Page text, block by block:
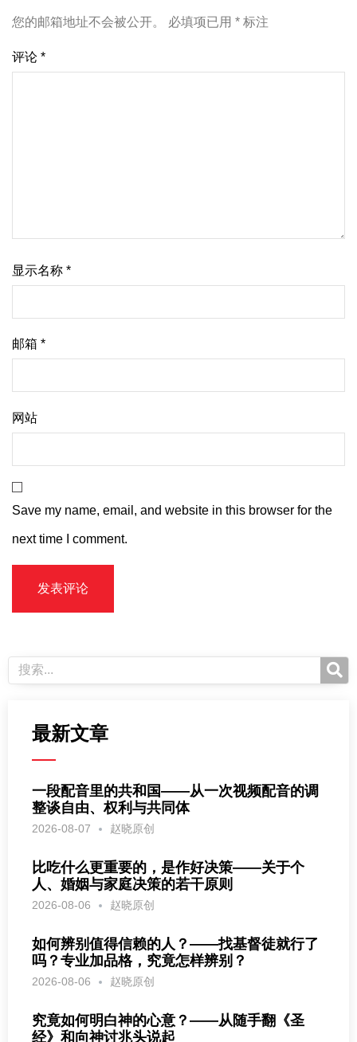
您的邮箱地址不会被公开。 必填项已用 * 标注
评论 *
显示名称 *
邮箱 *
网站
Save my name, email, and website in this browser for the
next time I comment.
最新文章
一段配音里的共和国——从一次视频配音的调
整谈自由、权利与共同体
2026-08-07 赵晓原创
比吃什么更重要的，是作好决策——关于个
人、婚姻与家庭决策的若干原则
2026-08-06 赵晓原创
如何辨别值得信赖的人？——找基督徒就行了
吗？专业加品格，究竟怎样辨别？
2026-08-06 赵晓原创
究竟如何明白神的心意？——从随手翻《圣
经》和向神讨兆头说起